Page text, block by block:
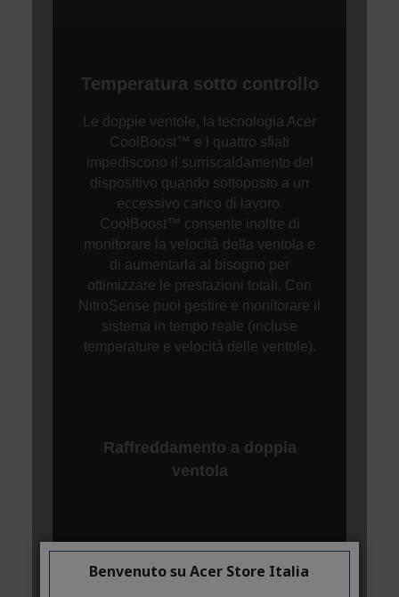
Benvenuto su Acer Store Italia